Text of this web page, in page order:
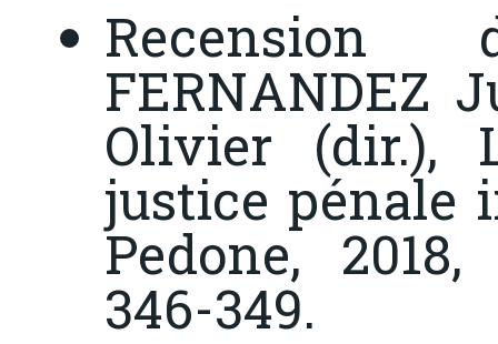
Recension
FERNANDEZ
Olivier (dir.),
justice pénale
Pedone,
346-349.